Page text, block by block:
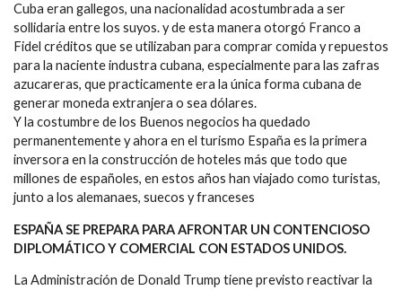
Cuba eran gallegos, una nacionalidad acostumbrada a ser
sollidaria entre los suyos. y de esta manera otorgó Franco a
Fidel créditos que se utilizaban para comprar comida y repuestos
para la naciente industra cubana, especialmente para las zafras
azucareras, que practicamente era la única forma cubana de
generar moneda extranjera o sea dólares.
Y la costumbre de los Buenos negocios ha quedado
permanentemente y ahora en el turismo España es la primera
inversora en la construcción de hoteles más que todo que
millones de españoles, en estos años han viajado como turistas,
junto a los alemanaes, suecos y franceses
ESPAÑA SE PREPARA PARA AFRONTAR UN CONTENCIOSO
DIPLOMÁTICO Y COMERCIAL CON ESTADOS UNIDOS.
La Administración de Donald Trump tiene previsto reactivar la